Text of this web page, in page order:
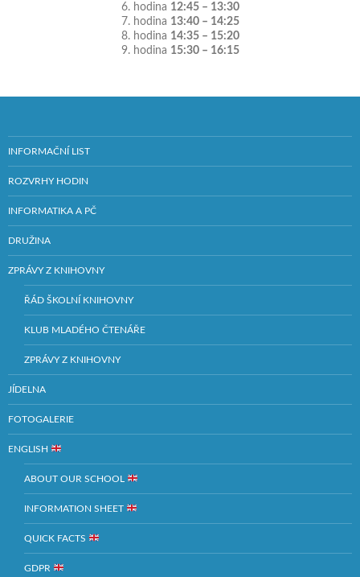
6. hodina 12:45 – 13:30
7. hodina 13:40 – 14:25
8. hodina 14:35 – 15:20
9. hodina 15:30 – 16:15
INFORMAČNÍ LIST
ROZVRHY HODIN
INFORMATIKA A PČ
DRUŽINA
ZPRÁVY Z KNIHOVNY
ŘÁD ŠKOLNÍ KNIHOVNY
KLUB MLADÉHO ČTENÁŘE
ZPRÁVY Z KNIHOVNY
JÍDELNA
FOTOGALERIE
ENGLISH
ABOUT OUR SCHOOL
INFORMATION SHEET
QUICK FACTS
GDPR